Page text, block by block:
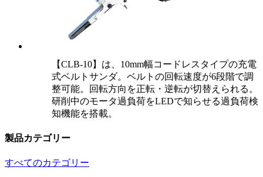
【CLB-10】は、10mm幅コードレスタイプの充電
式ベルトサンダ。ベルトの回転速度が6段階で調
整可能。回転方向を正転・逆転が切替えられる。
研削中のモータ過負荷をLEDで知らせる過負荷検
知機能を搭載。
製品カテゴリー
すべてのカテゴリー